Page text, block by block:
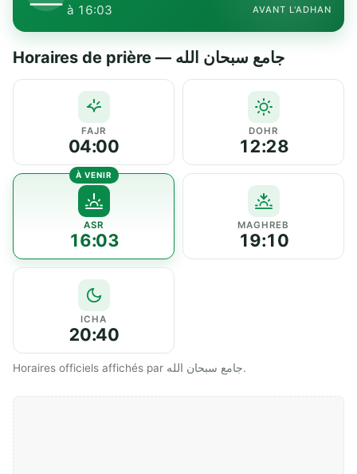
à 16:03 AVANT L'ADHAN
Horaires de prière — جامع سبحان الله
FAJR
04:00
DOHR
12:28
ASR
16:03
MAGHREB
19:10
ICHA
20:40
Horaires officiels affichés par جامع سبحان الله.